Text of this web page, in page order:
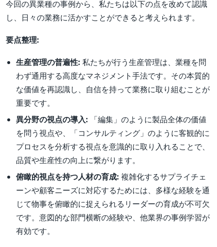
今回の異業種の事例から、私たちは以下の点を改めて認識
し、日々の業務に活かすことができると考えられます。
要点整理:
生産管理の普遍性: 私たちが行う生産管理は、業種を問
わず通用する高度なマネジメント手法です。その本質的
な価値を再認識し、自信を持って業務に取り組むことが
重要です。
異分野の視点の導入: 「編集」のように製品全体の価値
を問う視点や、「コンサルティング」のように客観的に
プロセスを分析する視点を意識的に取り入れることで、
品質や生産性の向上に繋がります。
俯瞰的視点を持つ人材の育成: 複雑化するサプライチェ
ーンや顧客ニーズに対応するためには、多様な経験を通
じて物事を俯瞰的に捉えられるリーダーの育成が不可欠
です。意図的な部門横断の経験や、他業界の事例学習が
有効です。